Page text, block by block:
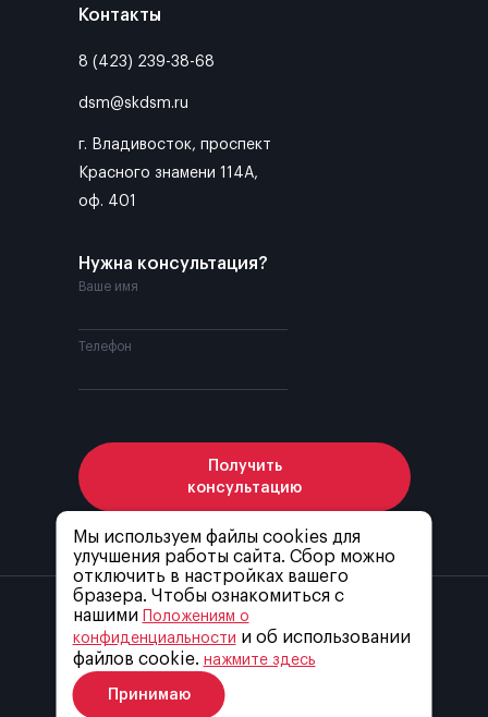
Мы используем файлы cookies для
улучшения работы сайта. Сбор можно
отключить в настройках вашего
бразера. Чтобы ознакомиться с
нашими
Положениям о
конфиденциальности и об использовании
файлов cookie. нажмите здесь
Принимаю
Контакты
8 (423) 239-38-68
dsm@skdsm.ru
г. Владивосток, проспект
Красного знамени 114А,
оф. 401
Нужна консультация?
Ваше имя
Телефон
Получить
консультацию
Я соглашаюсь сполитикой конфиденциальности
© ООО “ДСМ”, 2001-2026